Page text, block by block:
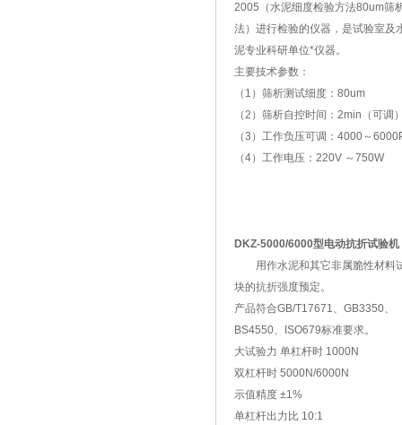
2005（水泥细度检验方法80um筛
法）进行检验的仪器，是试验室及
泥专业科研单位*仪器。
主要技术参数：
（1）筛析测试细度：80um
（2）筛析自控时间：2min（可调
（3）工作负压可调：4000～
（4）工作电压：220V ～750W
DKZ-5000/6000型电动抗折试验机
用作水泥和其它非属脆性材料
块的抗折强度预定。
产品符合GB/T17671、GB3350、
BS4550、ISO679标准要求。
大试验力 单杠杆时 1000N
双杠杆时 5000N/6000N
示值精度 ±1%
单杠杆出力比 10:1